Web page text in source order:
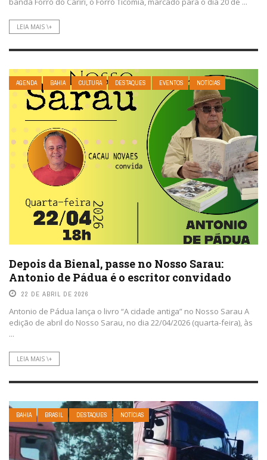
LEIA MAIS \+
AGENDA BAHIA CULTURA DESTAQUES EVENTOS NOTÍCIAS
Depois da Bienal, passe no Nosso Sarau:
Antonio de Pádua é o escritor convidado
22 DE ABRIL DE 2026
Antonio de Pádua lança o livro “A cidade antiga” no Nosso Sarau A
edição de abril do Nosso Sarau, no dia 22/04/2026 (quarta-feira), às
...
LEIA MAIS \+
BAHIA BRASIL DESTAQUES NOTÍCIAS